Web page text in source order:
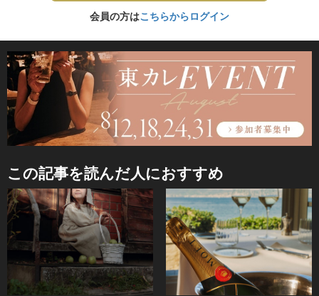
会員の方はこちらからログイン
この記事を読んだ人におすすめ